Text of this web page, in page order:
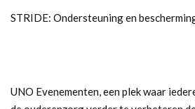
STRIDE: Ondersteuning en
UNO Evenementen, een plek waar